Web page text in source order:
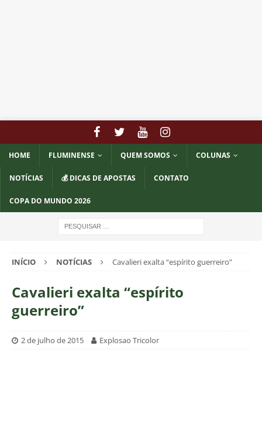
HOME FLUMINENSE QUEM SOMOS COLUNAS
NOTÍCIAS 💰 DICAS DE APOSTAS CONTATO
COPA DO MUNDO 2026
INÍCIO NOTÍCIAS Cavalieri exalta “espírito guerreiro”
Cavalieri exalta “espírito
guerreiro”
2 de julho de 2015 Explosao Tricolor